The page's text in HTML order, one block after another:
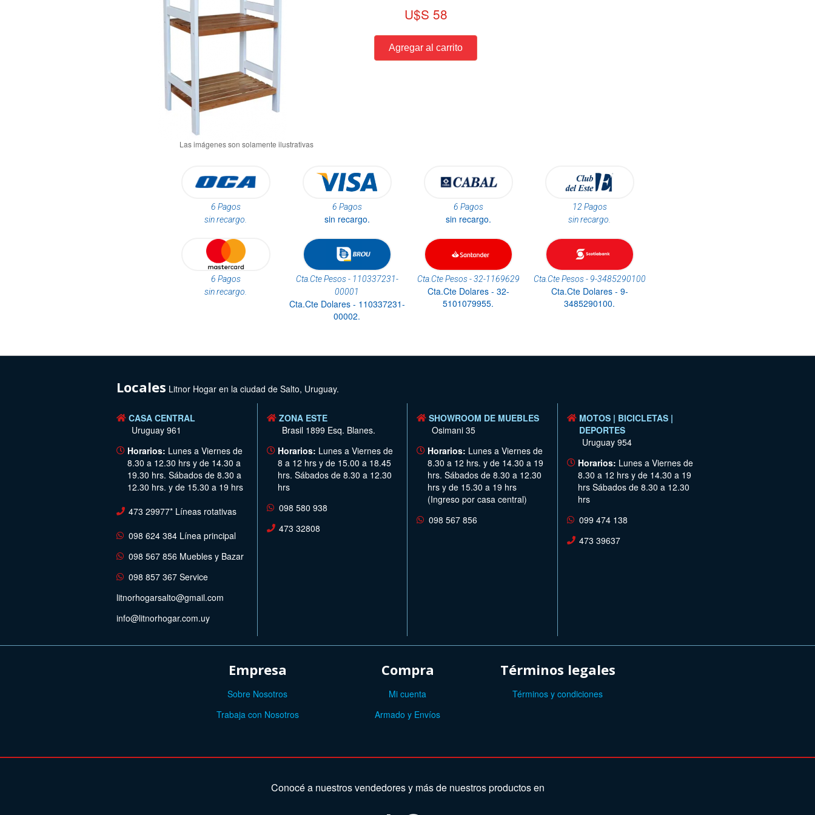
U$S 58
6 Pagos
sin recargo.
6 Pagos
sin recargo.
6 Pagos
sin recargo.
12 Pagos
sin recargo.
6 Pagos
sin recargo.
Cta.Cte Pesos - 110337231-
00001
Cta.Cte Dolares - 110337231-
00002.
Cta.Cte Pesos - 32-1169629
Cta.Cte Dolares - 32-
5101079955.
Cta.Cte Pesos - 9-3485290100
Cta.Cte Dolares - 9-
3485290100.
Locales Litnor Hogar en la ciudad de Salto, Uruguay.
CASA CENTRAL
Uruguay 961
Horarios: Lunes a Viernes de
8.30 a 12.30 hrs y de 14.30 a
19.30 hrs. Sábados de 8.30 a
12.30 hrs. y de 15.30 a 19 hrs
473 29977* Líneas rotativas
098 624 384 Línea principal
098 567 856 Muebles y Bazar
098 857 367 Service
litnorhogarsalto@gmail.com
info@litnorhogar.com.uy
ZONA ESTE
Brasil 1899 Esq. Blanes.
Horarios: Lunes a Viernes de
8 a 12 hrs y de 15.00 a 18.45
hrs. Sábados de 8.30 a 12.30
hrs
098 580 938
473 32808
SHOWROOM DE MUEBLES
Osimani 35
Horarios: Lunes a Viernes de
8.30 a 12 hrs. y de 14.30 a 19
hrs. Sábados de 8.30 a 12.30
hrs y de 15.30 a 19 hrs
(Ingreso por casa central)
098 567 856
MOTOS | BICICLETAS |
DEPORTES
Uruguay 954
Horarios: Lunes a Viernes de
8.30 a 12 hrs y de 14.30 a 19
hrs Sábados de 8.30 a 12.30
hrs
099 474 138
473 39637
Empresa
Sobre Nosotros
Trabaja con Nosotros
Compra
Mi cuenta
Armado y Envíos
Términos legales
Términos y condiciones
Conocé a nuestros vendedores y más de nuestros productos en